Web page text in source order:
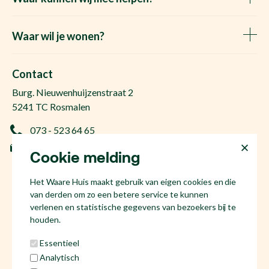
Cookie melding
Het Waare Huis maakt gebruik van eigen cookies en die
van derden om zo een betere service te kunnen
verlenen en statistische gegevens van bezoekers bij te
houden.
Essentieel
Analytisch
Het Waare Huis zoekt
Vraag de kosten op
Ervaringen
Taxatie
Waar wil je wonen?
Makelaar Den Bosch
Huis kopen Nuland
Huis kopen Berlicum
Huis kopen Kruisstraat
Huis kopen Rosmalen
Huis verkopen Den Bosch
Contact
Burg. Nieuwenhuijzenstraat 2
5241 TC Rosmalen
073 - 523 64 65
NL81 53.60.447.B01
Social media